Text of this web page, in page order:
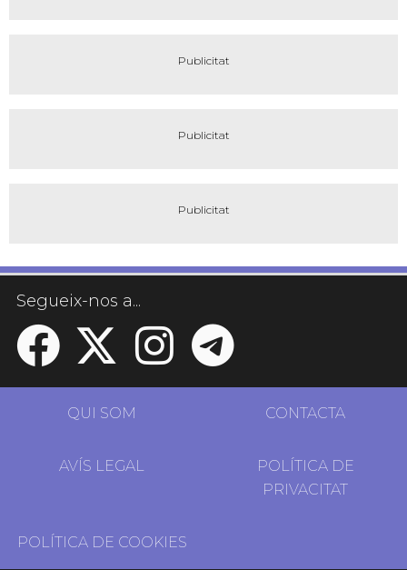
Segueix-nos a...
QUI SOM CONTACTA
AVÍS LEGAL
POLÍTICA DE
PRIVACITAT
POLÍTICA DE COOKIES